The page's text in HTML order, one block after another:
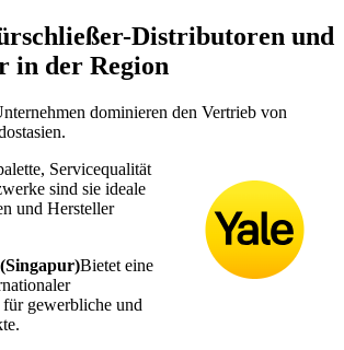
Distributoren und
in der Region
dominieren den Vertrieb von
Servicequalität
sind sie ideale
und Hersteller
Bietet eine
gewerbliche und